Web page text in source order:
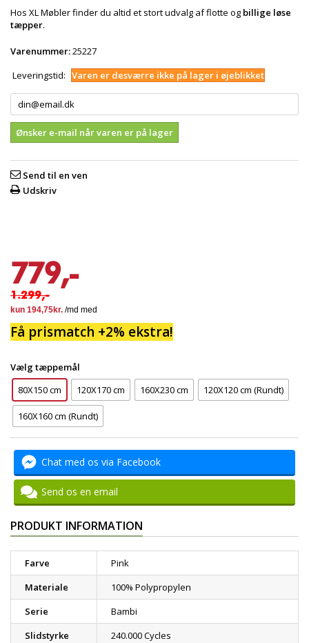
Hos XL Møbler finder du altid et stort udvalg af flotte og billige løse
tæpper.
Varenummer:25227
Leveringstid: Varen er desværre ikke på lager i øjeblikket
Ønsker e-mail når varen er på lager
Send til en ven
Udskriv
779,-
1.299,-
Få prismatch +2% ekstra!
Vælg tæppemål
80X150 cm
120X170 cm 160X230 cm 120X120 cm (Rundt)
160X160 cm (Rundt)
Chat med os via Facebook
Send os en email
PRODUKT INFORMATION
Farve
Pink
Materiale
100% Polypropylen
Serie
Bambi
Slidstyrke
240.000 Cycles